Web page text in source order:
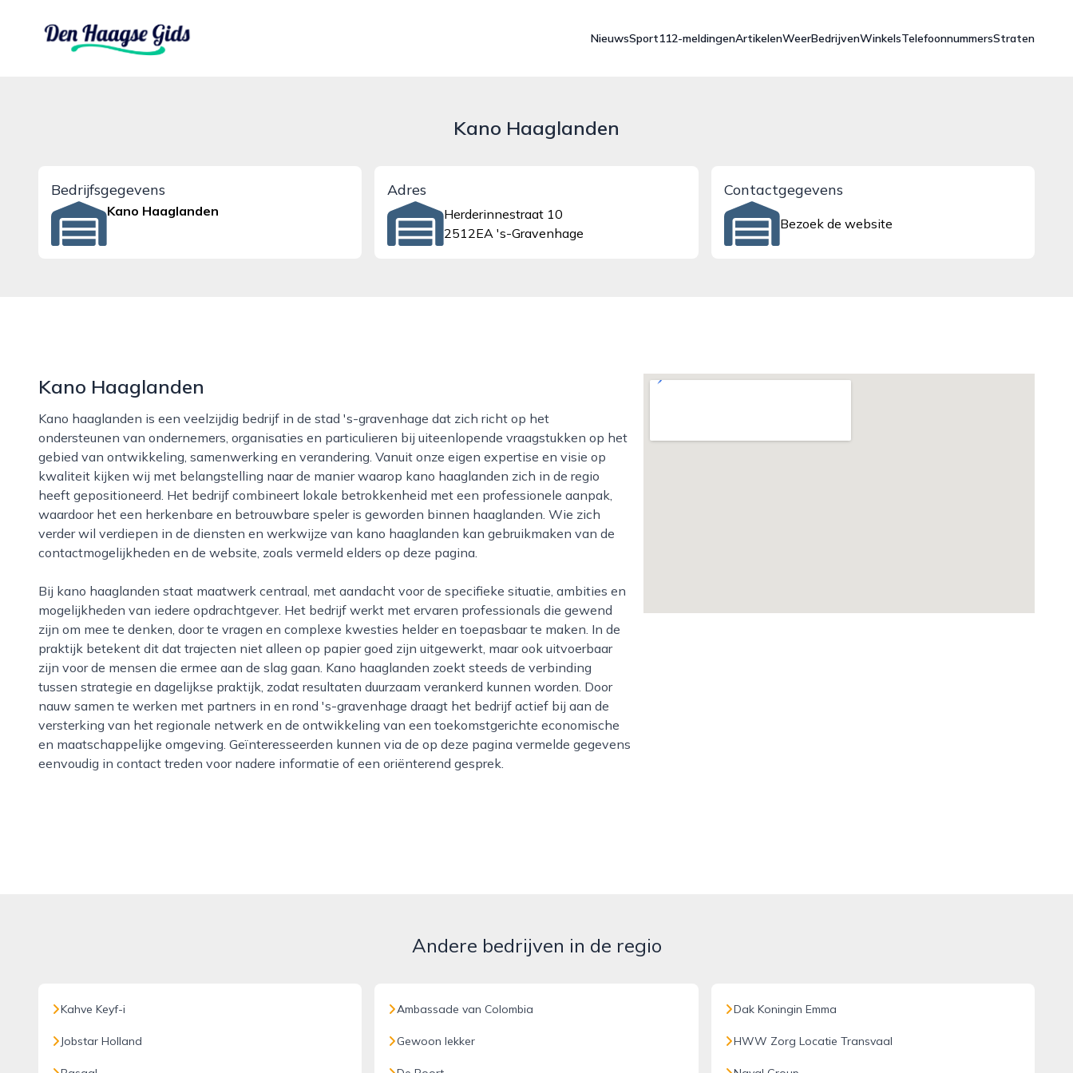
denhaagsegids.nl
NieuwsSport112-meldingenArtikelenWeerBedrijvenWinkelsTelefoonnummersStraten
Kano Haaglanden
Bedrijfsgegevens
Kano Haaglanden
Adres
Herderinnestraat 10
2512EA 's-Gravenhage
Contactgegevens
Bezoek de website
Kano Haaglanden
Kano haaglanden is een veelzijdig bedrijf in de stad 's-gravenhage dat zich richt op het
ondersteunen van ondernemers, organisaties en particulieren bij uiteenlopende vraagstukken op het
gebied van ontwikkeling, samenwerking en verandering. Vanuit onze eigen expertise en visie op
kwaliteit kijken wij met belangstelling naar de manier waarop kano haaglanden zich in de regio
heeft gepositioneerd. Het bedrijf combineert lokale betrokkenheid met een professionele aanpak,
waardoor het een herkenbare en betrouwbare speler is geworden binnen haaglanden. Wie zich
verder wil verdiepen in de diensten en werkwijze van kano haaglanden kan gebruikmaken van de
contactmogelijkheden en de website, zoals vermeld elders op deze pagina.
Bij kano haaglanden staat maatwerk centraal, met aandacht voor de specifieke situatie, ambities en
mogelijkheden van iedere opdrachtgever. Het bedrijf werkt met ervaren professionals die gewend
zijn om mee te denken, door te vragen en complexe kwesties helder en toepasbaar te maken. In de
praktijk betekent dit dat trajecten niet alleen op papier goed zijn uitgewerkt, maar ook uitvoerbaar
zijn voor de mensen die ermee aan de slag gaan. Kano haaglanden zoekt steeds de verbinding
tussen strategie en dagelijkse praktijk, zodat resultaten duurzaam verankerd kunnen worden. Door
nauw samen te werken met partners in en rond 's-gravenhage draagt het bedrijf actief bij aan de
versterking van het regionale netwerk en de ontwikkeling van een toekomstgerichte economische
en maatschappelijke omgeving. Geïnteresseerden kunnen via de op deze pagina vermelde gegevens
eenvoudig in contact treden voor nadere informatie of een oriënterend gesprek.
Andere bedrijven in de regio
Kahve Keyf-i
Jobstar Holland
Ambassade van Colombia
Gewoon lekker
Dak Koningin Emma
HWW Zorg Locatie Transvaal